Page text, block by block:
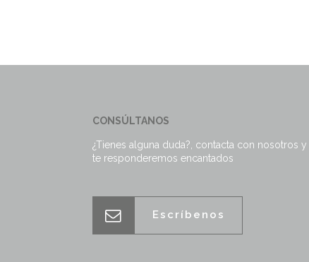
CONSÚLTANOS
¿Tienes alguna duda?, contacta con nosotros y
te responderemos encantados
Escríbenos